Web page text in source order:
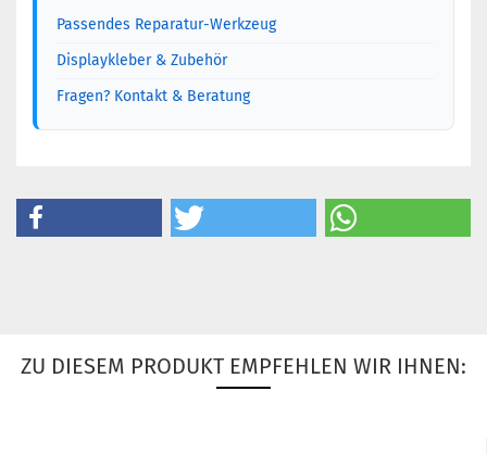
Passendes Reparatur-Werkzeug
Displaykleber & Zubehör
Fragen? Kontakt & Beratung
ZU DIESEM PRODUKT EMPFEHLEN WIR IHNEN: